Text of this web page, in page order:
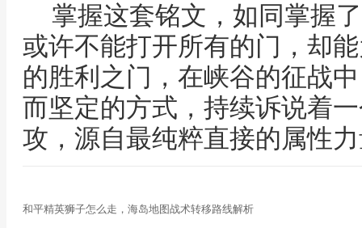
掌握这套铭文，如同掌握
或许不能打开所有的门，却
的胜利之门，在峡谷的征战
而坚定的方式，持续诉说着
攻，源自最纯粹直接的属性
和平精英狮子怎么走，海岛地图战术转移路线解析